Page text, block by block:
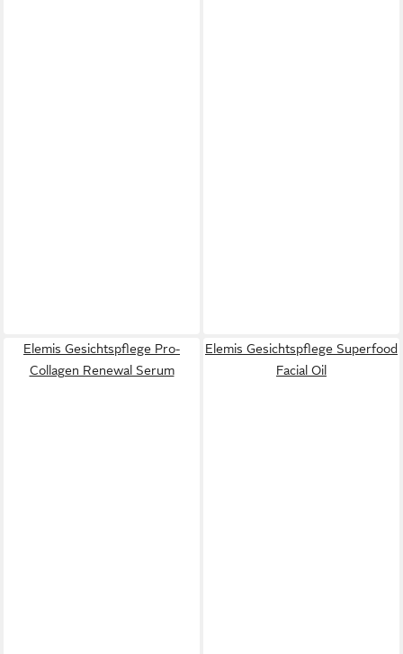
Elemis Gesichtspflege Pro-
Collagen Renewal Serum
Elemis Gesichtspflege Superfood
Facial Oil